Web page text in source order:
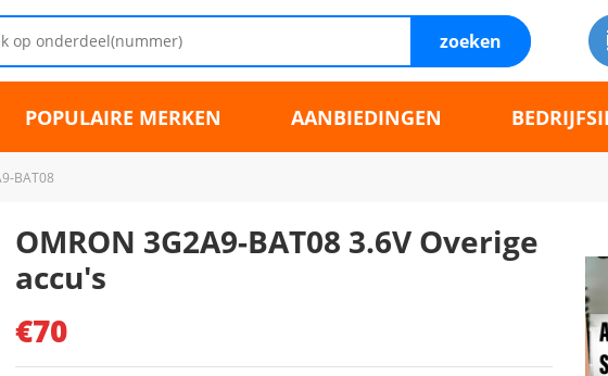
zoeken
POPULAIRE MERKEN AANBIEDINGEN
BAT08
OMRON 3G2A9-BAT08 3.6V Overige
accu's
€70